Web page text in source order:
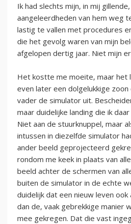
Ik had slechts mijn, in mij
aangeleerdheden van hem weg
lastig te vallen met procedures
die het gevolg waren van mijn
afgelopen dertig jaar. Niet mijn
Het kostte me moeite, maar het
even later een dolgelukkige zoon
vader de simulator uit.
maar duidelijke landing die ik
Niet aan de stuurknuppel, maar
intussen in diezelfde simulator
ander beeld geprojecteerd
rondom me keek in plaats van
beeld achter de schermen van
buiten de simulator in de echte
duidelijk dat een nieuw leven
dan de, vaak gebrekkige manier
mee gekregen. Dat die vast